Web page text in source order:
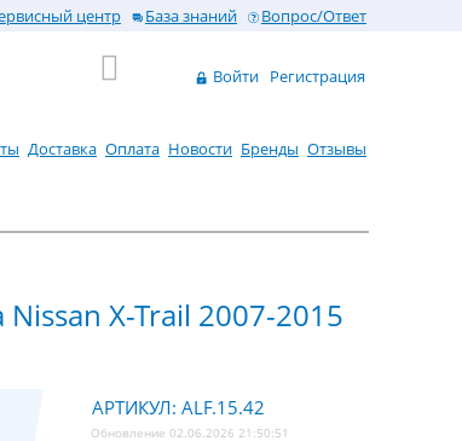
центр База знаний Вопрос/Ответ
Войти Регистрация
Доставка Оплата Новости Бренды Отзывы
X-Trail 2007-2015
АРТИКУЛ: ALF.15.42
Обновление 02.06.2026 21:50:51